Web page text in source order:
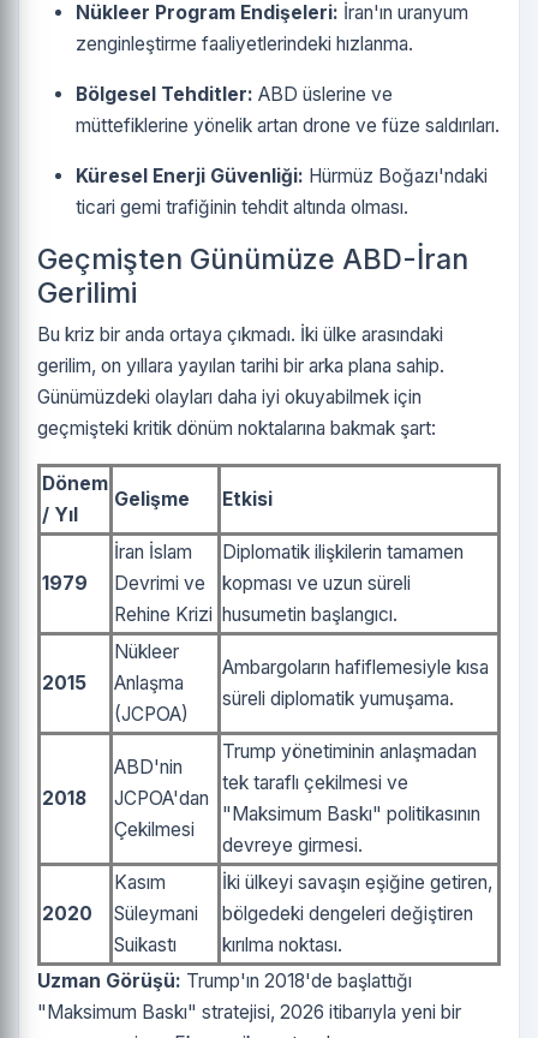
Nükleer Program Endişeleri: İran'ın uranyum
zenginleştirme faaliyetlerindeki hızlanma.
Bölgesel Tehditler: ABD üslerine ve
müttefiklerine yönelik artan drone ve füze saldırıları.
Küresel Enerji Güvenliği: Hürmüz Boğazı'ndaki
ticari gemi trafiğinin tehdit altında olması.
Geçmişten Günümüze ABD-İran
Gerilimi
Bu kriz bir anda ortaya çıkmadı. İki ülke arasındaki
gerilim, on yıllara yayılan tarihi bir arka plana sahip.
Günümüzdeki olayları daha iyi okuyabilmek için
geçmişteki kritik dönüm noktalarına bakmak şart:
Dönem
/ Yıl
Gelişme Etkisi
1979
İran İslam
Devrimi ve
Rehine Krizi
Diplomatik ilişkilerin tamamen
kopması ve uzun süreli
husumetin başlangıcı.
2015
Nükleer
Anlaşma
(JCPOA)
Ambargoların hafiflemesiyle kısa
süreli diplomatik yumuşama.
2018
ABD'nin
JCPOA'dan
Çekilmesi
Trump yönetiminin anlaşmadan
tek taraflı çekilmesi ve
"Maksimum Baskı" politikasının
devreye girmesi.
2020
Kasım
Süleymani
Suikastı
İki ülkeyi savaşın eşiğine getiren,
bölgedeki dengeleri değiştiren
kırılma noktası.
Uzman Görüşü: Trump'ın 2018'de başlattığı
"Maksimum Baskı" stratejisi, 2026 itibarıyla yeni bir